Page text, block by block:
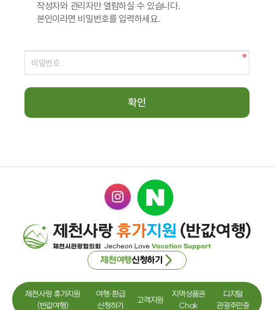
작성자와 관리자만 열람하실 수 있습니다.
본인이라면 비밀번호를 입력하세요.
제천여행신청하기
제천사랑 휴가지원
(반값여행)
여행·환급
신청하기
고객지원
지역상품권
Chak
디지털
관광주민증